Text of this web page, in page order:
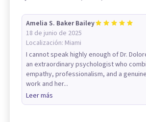
Amelia S. Baker Bailey
18 de junio de 2025
Localización: Miami
I cannot speak highly enough of Dr.
an extraordinary psychologist who
empathy, professionalism, and a
work and her...
Leer más